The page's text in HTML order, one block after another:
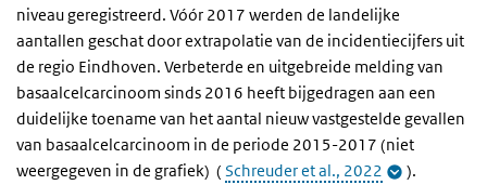
niveau geregistreerd. Vóór 2017 werden de landelijke
aantallen geschat door extrapolatie van de incidentiecijfers uit
de regio Eindhoven. Verbeterde en uitgebreide melding van
basaalcelcarcinoom sinds 2016 heeft bijgedragen aan een
duidelijke toename van het aantal nieuw vastgestelde gevallen
van basaalcelcarcinoom in de periode 2015-2017 (niet
weergegeven in de grafiek) ( Schreuder et al., 2022
).